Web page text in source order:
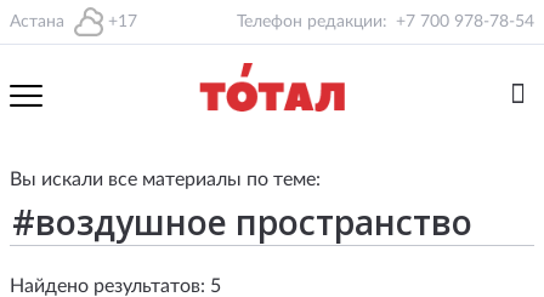
Астана +17 Телефон редакции: +7 700 978-78-54
Вы искали все материалы по теме:
Найдено результатов: 5